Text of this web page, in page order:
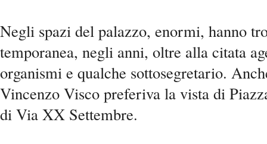
Negli spazi del palazzo, enormi, hanno
temporanea, negli anni, oltre alla citata
organismi e qualche sottosegretario.
Vincenzo Visco preferiva la vista di
di Via XX Settembre.